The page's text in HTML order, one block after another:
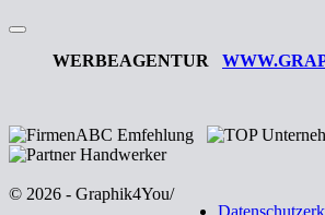
WERBEAGENTUR
© 2026 - Graphik4You/